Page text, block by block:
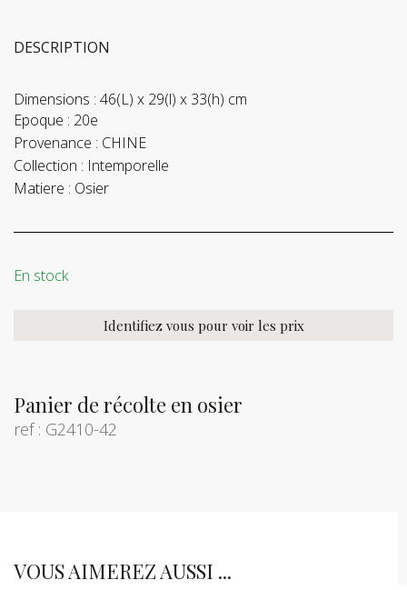
Panier de récolte en osier
ref : G2410-42
DESCRIPTION
Dimensions : 46(L) x 29(l) x 33(h) cm
Epoque : 20e
Provenance : CHINE
Collection : Intemporelle
Matiere : Osier
En stock
Identifiez vous pour voir les prix
VOUS AIMEREZ AUSSI ...